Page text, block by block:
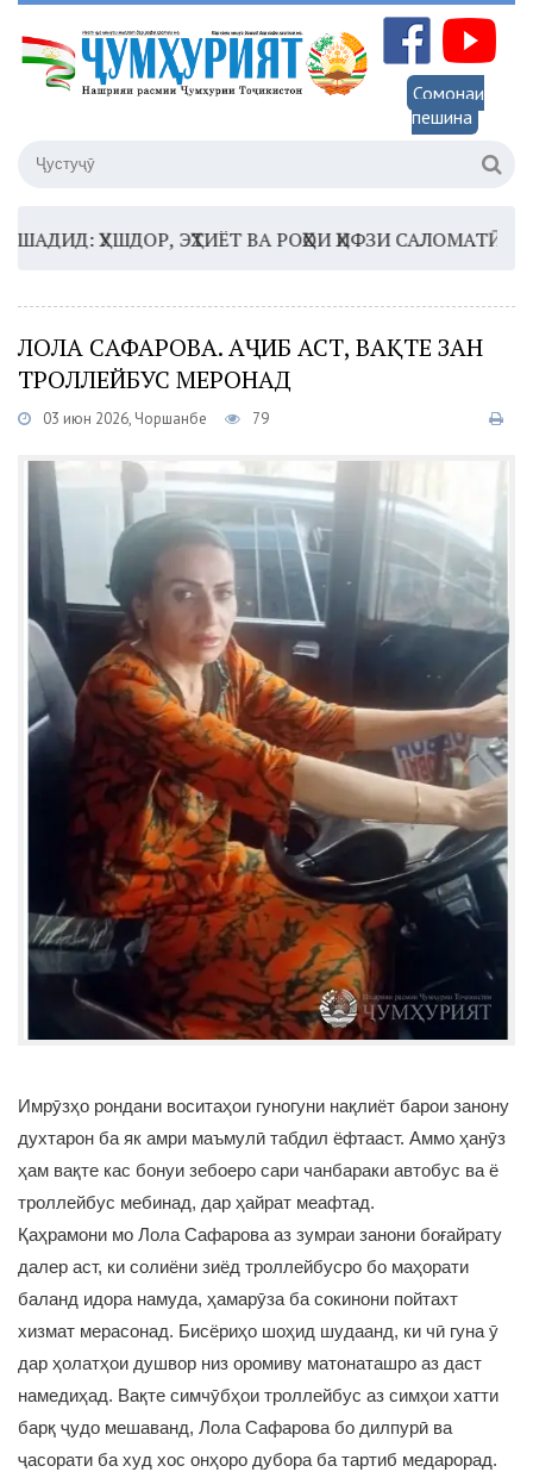
Сомонаи
пешина
ҲУШДОР, ЭҲТИЁТ ВА РОҲҲОИ ҲИФЗИ САЛОМАТӢ
ЛОЛА САФАРОВА. АҶИБ АСТ, ВАҚТЕ ЗАН
ТРОЛЛЕЙБУС МЕРОНАД
03 июн 2026, Чоршанбе 79
Имрӯзҳо рондани воситаҳои гуногуни нақлиёт барои занону
духтарон ба як амри маъмулӣ табдил ёфтааст. Аммо ҳанӯз
ҳам вақте кас бонуи зебоеро сари чанбараки автобус ва ё
троллейбус мебинад, дар ҳайрат меафтад.
Қаҳрамони мо Лола Сафарова аз зумраи занони боғайрату
далер аст, ки солиёни зиёд троллейбусро бо маҳорати
баланд идора намуда, ҳамарӯза ба сокинони пойтахт
хизмат мерасонад. Бисёриҳо шоҳид шудаанд, ки чӣ гуна ӯ
дар ҳолатҳои душвор низ оромиву матонаташро аз даст
намедиҳад. Вақте симчӯбҳои троллейбус аз симҳои хатти
барқ ҷудо мешаванд, Лола Сафарова бо дилпурӣ ва
ҷасорати ба худ хос онҳоро дубора ба тартиб медарорад.